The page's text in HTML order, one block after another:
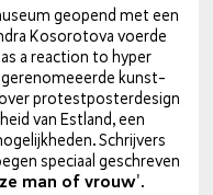
geopend met een
Kos­oro­to­va voerde
a reaction to hyper
kunst­
over pro­test­pos­ter­de­sign
van Estland, een
Schrij­vers
speciaal ge­schre­ven
man of vrouw'.